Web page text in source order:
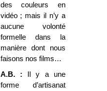
des couleurs en
vidéo ; mais il n’y a
aucune volonté
formelle dans la
manière dont nous
faisons nos films…
A.B. : Il y a une
forme d’artisanat